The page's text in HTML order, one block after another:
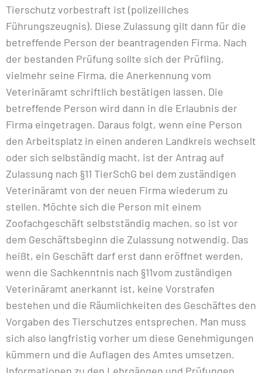
Tierschutz vorbestraft ist (polizeiliches
Führungszeugnis). Diese Zulassung gilt dann für die
betreffende Person der beantragenden Firma. Nach
der bestanden Prüfung sollte sich der Prüfling,
vielmehr seine Firma, die Anerkennung vom
Veterinäramt schriftlich bestätigen lassen. Die
betreffende Person wird dann in die Erlaubnis der
Firma eingetragen. Daraus folgt, wenn eine Person
den Arbeitsplatz in einen anderen Landkreis wechselt
oder sich selbständig macht, ist der Antrag auf
Zulassung nach §11 TierSchG bei dem zuständigen
Veterinäramt von der neuen Firma wiederum zu
stellen. Möchte sich die Person mit einem
Zoofachgeschäft selbstständig machen, so ist vor
dem Geschäftsbeginn die Zulassung notwendig. Das
heißt, ein Geschäft darf erst dann eröffnet werden,
wenn die Sachkenntnis nach §11vom zuständigen
Veterinäramt anerkannt ist, keine Vorstrafen
bestehen und die Räumlichkeiten des Geschäftes den
Vorgaben des Tierschutzes entsprechen. Man muss
sich also langfristig vorher um diese Genehmigungen
kümmern und die Auflagen des Amtes umsetzen.